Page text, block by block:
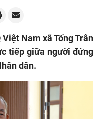
Nam xã Tống Trân
tiếp giữa người đứng
dân.